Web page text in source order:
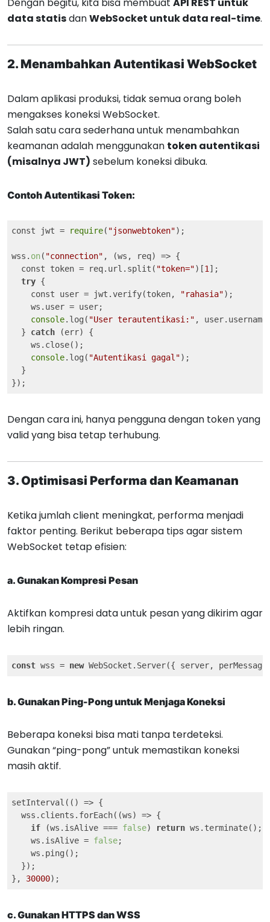
data statisdanWebSocket untuk data real-time.
2. Menambahkan Autentikasi WebSocket
Dalam aplikasi produksi, tidak semua orang boleh
mengakses koneksi WebSocket.
Salah satu cara sederhana untuk menambahkan
keamanan adalah menggunakan token autentikasi
(misalnya JWT) sebelum koneksi dibuka.
Contoh Autentikasi Token:
const jwt = require( "jsonwebtoken");
wss. on( "connection" , (ws, req) => {
const token = req.url.split( "token=")[1 ];
try {
const user = jwt.verify(token,
"rahasia");
ws.user = user;
console.log( "User terautentikasi:" ,
} catch (err) {
ws.close();
console.log( "Autentikasi gagal");
}
Dengan cara ini, hanya pengguna dengan token yang
valid yang bisa tetap terhubung.
3. Optimisasi Performa dan Keamanan
Ketika jumlah client meningkat, performa menjadi
faktor penting. Berikut beberapa tips agar sistem
WebSocket tetap efisien:
a. Gunakan Kompresi Pesan
Aktifkan kompresi data untuk pesan yang dikirim agar
lebih ringan.
const wss = new WebSocket.Server({ server,
b. Gunakan Ping-Pong untuk Menjaga Koneksi
Beberapa koneksi bisa mati tanpa terdeteksi.
Gunakan “ping-pong” untuk memastikan koneksi
masih aktif.
setInterval( () => {
  wss.clients.forEach(
(ws) => {
if (ws.isAlive === false) return ws.terminate();
    ws.isAlive =
false;
    ws.ping();
  });
}, 30000);
c. Gunakan HTTPS dan WSS